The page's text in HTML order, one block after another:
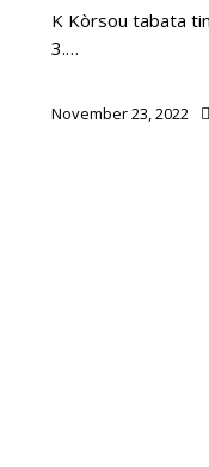
K Kòrsou tabata
3.…
November 23, 2022